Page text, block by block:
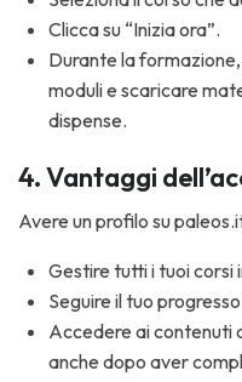
Clicca su “Inizia ora”.
Durante la
moduli e scaricare
dispense.
4. Vantaggi
Avere un profilo su
Gestire tutti i tuoi corsi
Seguire il tuo
Accedere ai contenuti
anche dopo aver